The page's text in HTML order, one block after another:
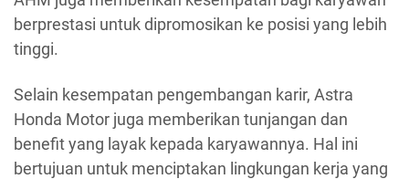
berprestasi untuk dipromosikan ke posisi yang lebih
tinggi.
Selain kesempatan pengembangan karir, Astra
Honda Motor juga memberikan tunjangan dan
benefit yang layak kepada karyawannya. Hal ini
bertujuan untuk menciptakan lingkungan kerja yang